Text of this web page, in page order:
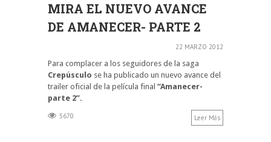
MIRA EL NUEVO AVANCE
DE AMANECER- PARTE 2
22 MARZO 2012
Para complacer a los seguidores de la saga
Crepúsculo se ha publicado un nuevo avance del
trailer oficial de la película final “Amanecer-
parte 2”.
5670 Leer Más